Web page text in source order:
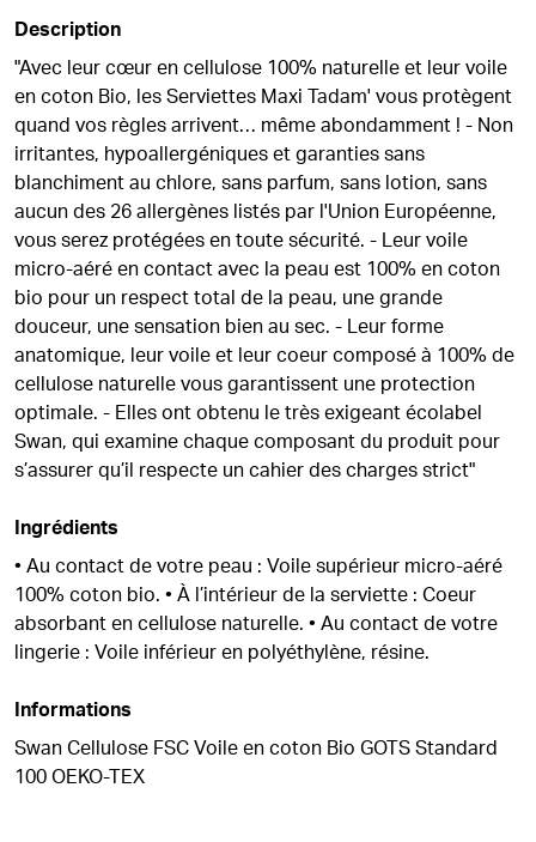
Description
"Avec leur cœur en cellulose 100% naturelle et leur voile
en coton Bio, les Serviettes Maxi Tadam' vous protègent
quand vos règles arrivent… même abondamment ! - Non
irritantes, hypoallergéniques et garanties sans
blanchiment au chlore, sans parfum, sans lotion, sans
aucun des 26 allergènes listés par l'Union Européenne,
vous serez protégées en toute sécurité. - Leur voile
micro-aéré en contact avec la peau est 100% en coton
bio pour un respect total de la peau, une grande
douceur, une sensation bien au sec. - Leur forme
anatomique, leur voile et leur coeur composé à 100% de
cellulose naturelle vous garantissent une protection
optimale. - Elles ont obtenu le très exigeant écolabel
Swan, qui examine chaque composant du produit pour
s’assurer qu’il respecte un cahier des charges strict"
Ingrédients
• Au contact de votre peau : Voile supérieur micro-aéré
100% coton bio. • À l’intérieur de la serviette : Coeur
absorbant en cellulose naturelle. • Au contact de votre
lingerie : Voile inférieur en polyéthylène, résine.
Informations
Swan Cellulose FSC Voile en coton Bio GOTS Standard
100 OEKO-TEX